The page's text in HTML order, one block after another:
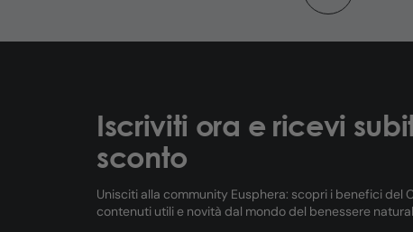
Iscriviti ora e ricevi
sconto
Unisciti alla community Eusphera: scopri i benefici del
contenuti utili e novità dal mondo del benessere